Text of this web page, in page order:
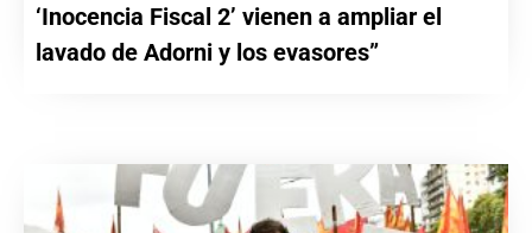
‘Inocencia Fiscal 2’ vienen a ampliar el
lavado de Adorni y los evasores”